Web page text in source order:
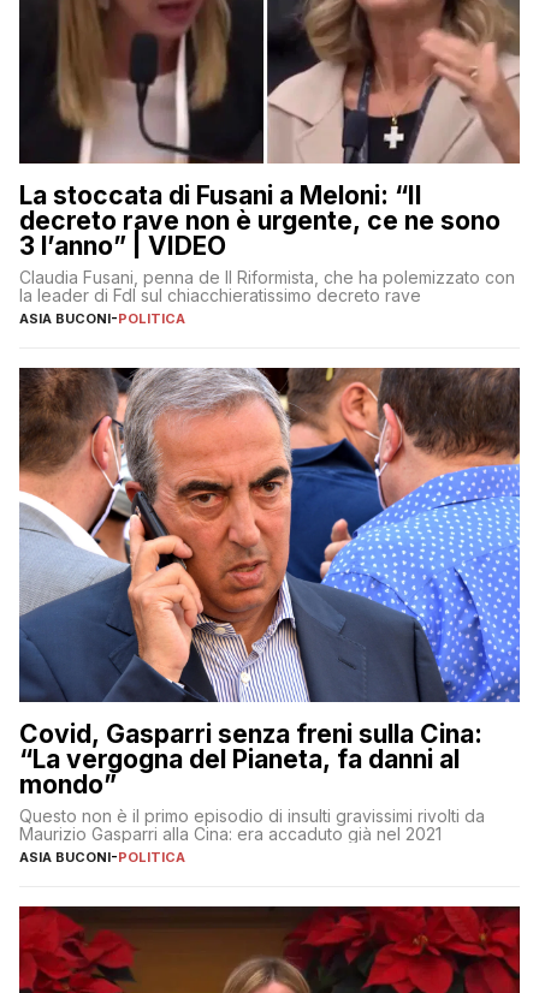
La stoccata di Fusani a Meloni: “Il
decreto rave non è urgente, ce ne sono
3 l’anno” | VIDEO
Claudia Fusani, penna de Il Riformista, che ha polemizzato con
la leader di FdI sul chiacchieratissimo decreto rave
ASIA BUCONI-POLITICA
Covid, Gasparri senza freni sulla Cina:
“La vergogna del Pianeta, fa danni al
mondo”
Questo non è il primo episodio di insulti gravissimi rivolti da
Maurizio Gasparri alla Cina: era accaduto già nel 2021
ASIA BUCONI-POLITICA